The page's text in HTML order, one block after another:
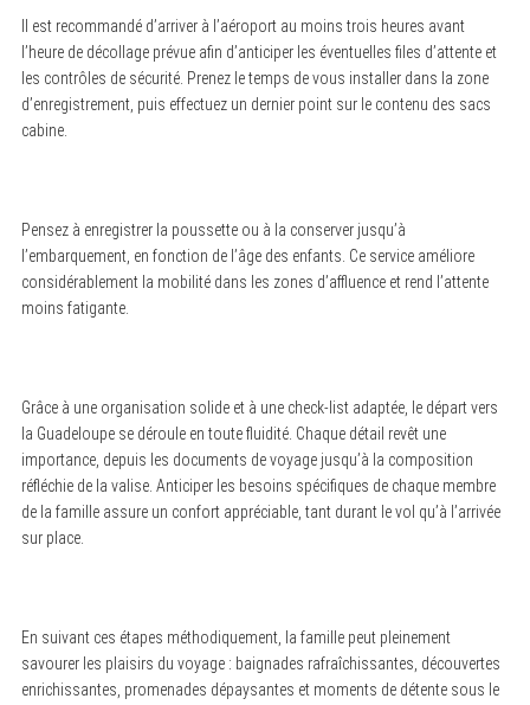
Il est recommandé d’arriver à l’aéroport au moins trois heures avant
l’heure de décollage prévue afin d’anticiper les éventuelles files d’attente et
les contrôles de sécurité. Prenez le temps de vous installer dans la zone
d’enregistrement, puis effectuez un dernier point sur le contenu des sacs
cabine.
Pensez à enregistrer la poussette ou à la conserver jusqu’à
l’embarquement, en fonction de l’âge des enfants. Ce service améliore
considérablement la mobilité dans les zones d’affluence et rend l’attente
moins fatigante.
Grâce à une organisation solide et à une check-list adaptée, le départ vers
la Guadeloupe se déroule en toute fluidité. Chaque détail revêt une
importance, depuis les documents de voyage jusqu’à la composition
réfléchie de la valise. Anticiper les besoins spécifiques de chaque membre
de la famille assure un confort appréciable, tant durant le vol qu’à l’arrivée
sur place.
En suivant ces étapes méthodiquement, la famille peut pleinement
savourer les plaisirs du voyage : baignades rafraîchissantes, découvertes
enrichissantes, promenades dépaysantes et moments de détente sous le